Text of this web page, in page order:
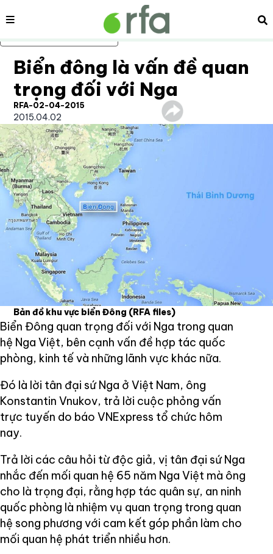
Bỏ qua nội dung chính
Nội dung
Biển đông là vấn đề quan
trọng đối với Nga
RFA-02-04-2015
2015.04.02
Bản đồ khu vực biển Đông (RFA files)
Biển Đông quan trọng đối với Nga trong quan
hệ Nga Việt, bên cạnh vấn đề hợp tác quốc
phòng, kinh tế và những lãnh vực khác nữa.
Đó là lời tân đại sứ Nga ở Việt Nam, ông
Konstantin Vnukov, trả lời cuộc phỏng vấn
trực tuyến do báo VNExpress tổ chức hôm
nay.
Trả lời các câu hỏi từ độc giả, vị tân đại sứ Nga
nhắc đến mối quan hệ 65 năm Nga Việt mà ông
cho là trọng đại, rằng hợp tác quân sự, an ninh
quốc phòng là nhiệm vụ quan trọng trong quan
hệ song phương với cam kết góp phần làm cho
mối quan hệ phát triển nhiều hơn.